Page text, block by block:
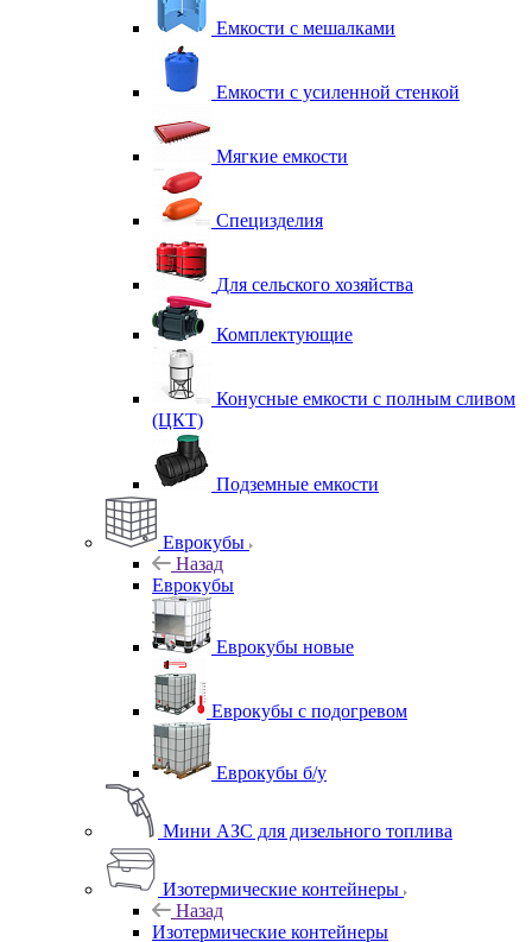
Емкости с мешалками
Емкости с усиленной стенкой
Мягкие емкости
Специзделия
Для сельского хозяйства
Комплектующие
Конусные емкости с полным сливом
(ЦКТ)
Подземные емкости
Еврокубы
Назад
Еврокубы
Еврокубы новые
Еврокубы с подогревом
Еврокубы б/у
Мини АЗС для дизельного топлива
Изотермические контейнеры
Назад
Изотермические контейнеры